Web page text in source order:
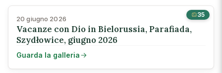
35
20 giugno 2026
Vacanze con Dio in Bielorussia, Parafiada,
Szydłowice, giugno 2026
Guarda la galleria